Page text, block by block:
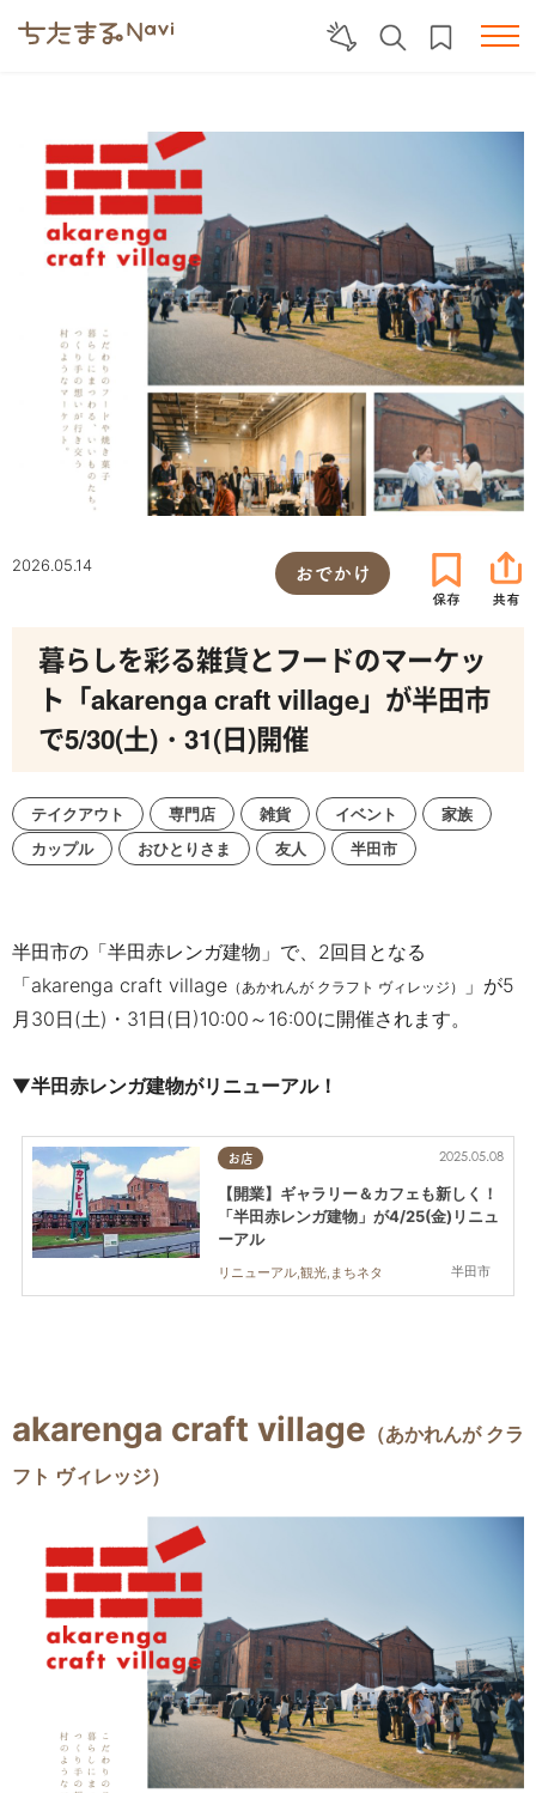
2026.05.14 おでかけ
暮らしを彩る雑貨とフードのマーケッ
ト「akarenga craft village」が半田市
で5/30(土)・31(日)開催
テイクアウト 専門店 雑貨 イベント
家族
カップル
おひとりさま 友人 半田市
半田市の「半田赤レンガ建物」で、2回目となる
「akarenga craft village （あかれんが クラフト ヴィレッジ） 」が5
月30日(土)・31日(日)10:00～16:00に開催されます。
▼半田赤レンガ建物がリニューアル！
お店
半田市
2025.05.08
【開業】ギャラリー＆カフェも新しく！
「半田赤レンガ建物」が4/25(金)リニュ
ーアル
リニューアル,観光,まちネタ
akarenga craft village （あかれんが クラ
フト ヴィレッジ）